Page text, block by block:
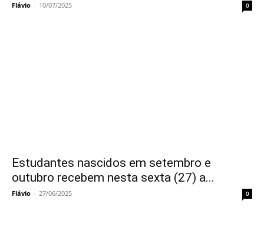
Flávio - 10/07/2025 0
Estudantes nascidos em setembro e
outubro recebem nesta sexta (27) a...
Flávio - 27/06/2025 0